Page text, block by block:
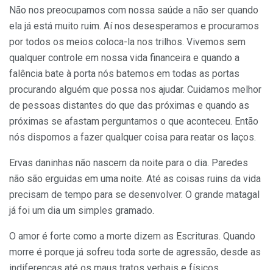
Não nos preocupamos com nossa saúde a não ser quando
ela já está muito ruim. Aí nos desesperamos e procuramos
por todos os meios coloca-la nos trilhos. Vivemos sem
qualquer controle em nossa vida financeira e quando a
falência bate à porta nós batemos em todas as portas
procurando alguém que possa nos ajudar. Cuidamos melhor
de pessoas distantes do que das próximas e quando as
próximas se afastam perguntamos o que aconteceu. Então
nós dispomos a fazer qualquer coisa para reatar os laços.
Ervas daninhas não nascem da noite para o dia. Paredes
não são erguidas em uma noite. Até as coisas ruins da vida
precisam de tempo para se desenvolver. O grande matagal
já foi um dia um simples gramado.
O amor é forte como a morte dizem as Escrituras. Quando
morre é porque já sofreu toda sorte de agressão, desde as